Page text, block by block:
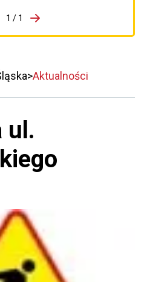
1 / 1
Przejdź do następnego
Aktualności
ul.